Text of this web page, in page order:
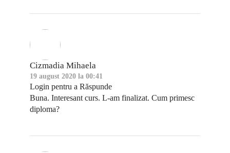
Cizmadia Mihaela
19 august 2020 la 00:41
Login pentru a Răspunde
Buna. Interesant curs. L-am finalizat. Cum primesc
diploma?